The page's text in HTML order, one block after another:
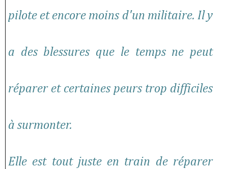
pilote et encore moins d'un militaire. Il y
a des blessures que le temps ne peut
réparer et certaines peurs trop difficiles
à surmonter.
Elle est tout juste en train de réparer